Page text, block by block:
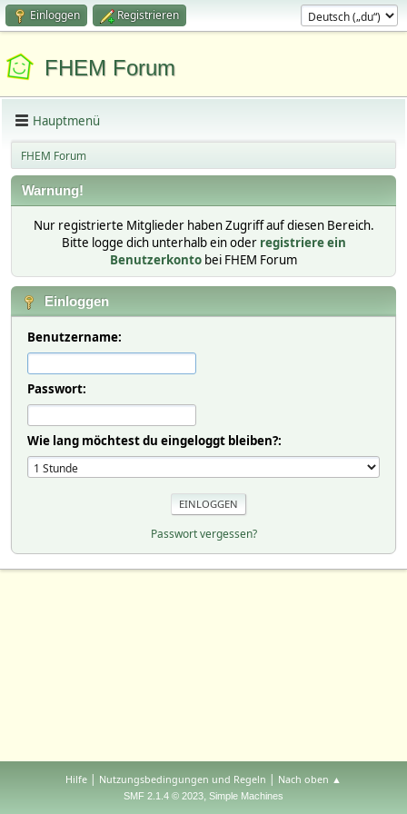
Einloggen Registrieren
FHEM Forum
Hauptmenü
FHEM Forum
Warnung!
Nur registrierte Mitglieder haben Zugriff auf diesen Bereich.
Bitte logge dich unterhalb ein oder registriere ein
Benutzerkonto bei FHEM Forum
Einloggen
Benutzername:
Passwort:
Wie lang möchtest du eingeloggt bleiben?:
Passwort vergessen?
Hilfe | Nutzungsbedingungen und Regeln | Nach oben ▲
SMF 2.1.4 © 2023, Simple Machines